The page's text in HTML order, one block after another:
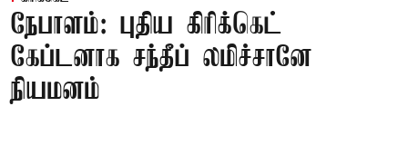
நேபாளம்: புதிய கிரிக்கெட்
கேப்டனாக சந்தீப் லமிச்சானே
நியமனம்